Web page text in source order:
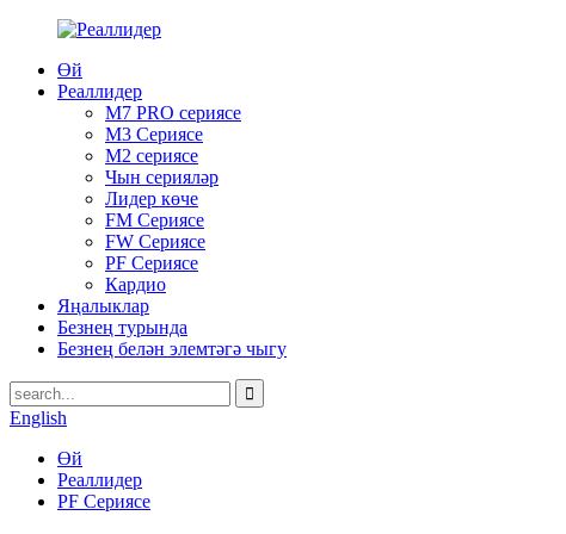
Өй
Реаллидер
M7 PRO сериясе
M3 Сериясе
M2 сериясе
Чын серияләр
Лидер көче
FM Сериясе
FW Сериясе
PF Сериясе
Кардио
Яңалыклар
Безнең турында
Безнең белән элемтәгә чыгу
English
Өй
Реаллидер
PF Сериясе